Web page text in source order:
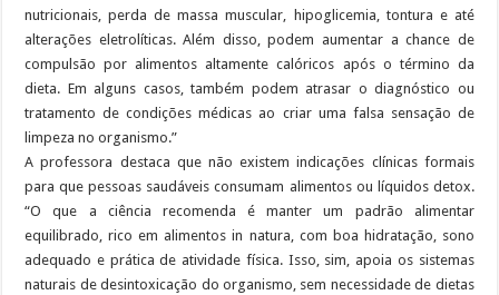
nutricionais, perda de massa muscular, hipoglicemia, tontura e até
alterações eletrolíticas. Além disso, podem aumentar a chance de
compulsão por alimentos altamente calóricos após o término da
dieta. Em alguns casos, também podem atrasar o diagnóstico ou
tratamento de condições médicas ao criar uma falsa sensação de
limpeza no organismo.”
A professora destaca que não existem indicações clínicas formais
para que pessoas saudáveis consumam alimentos ou líquidos detox.
“O que a ciência recomenda é manter um padrão alimentar
equilibrado, rico em alimentos in natura, com boa hidratação, sono
adequado e prática de atividade física. Isso, sim, apoia os sistemas
naturais de desintoxicação do organismo, sem necessidade de dietas